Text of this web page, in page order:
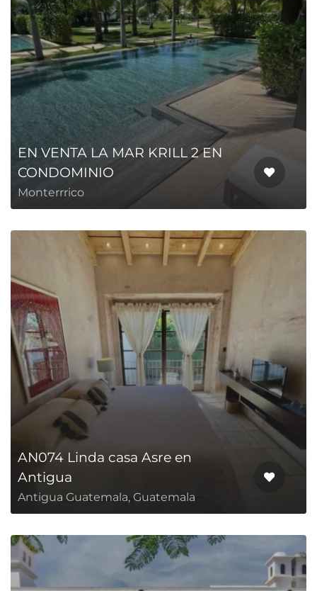
EN VENTA LA MAR KRILL 2 EN
CONDOMINIO
Monterrrico
AN074 Linda casa Asre en
Antigua
Antigua Guatemala, Guatemala